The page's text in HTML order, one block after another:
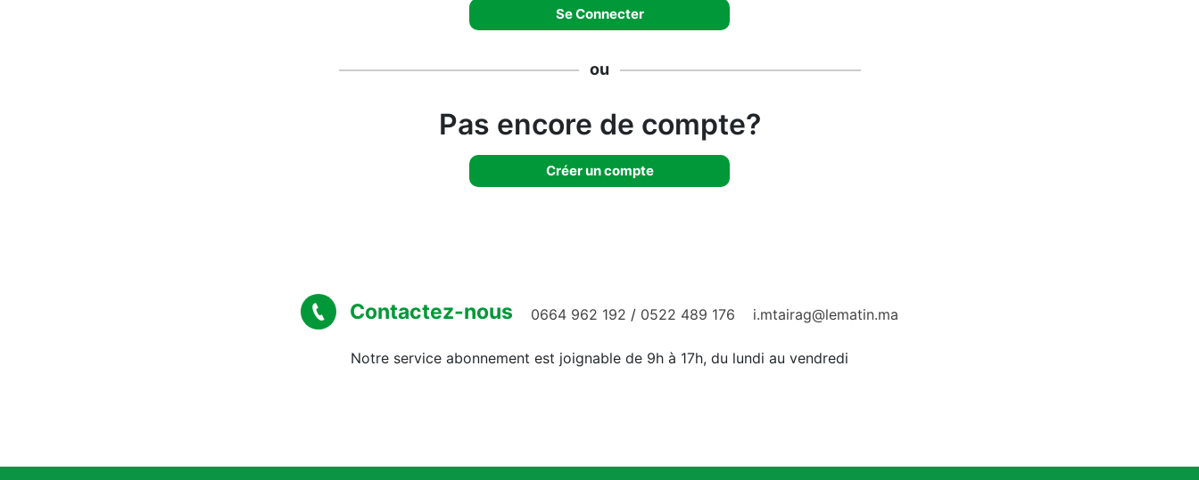
ou
Pas encore de compte?
Créer un compte
Contactez-nous 0664 962 192 / 0522 489 176 i.mtairag@lematin.ma
Notre service abonnement est joignable de 9h à 17h, du lundi au vendredi